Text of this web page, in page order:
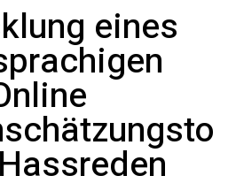
eines